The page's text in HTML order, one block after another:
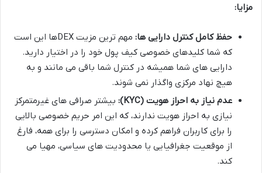
مزایا:
حفظ کامل کنترل دارایی ها:
مهم ترین مزیت DEXها این است
که شما کلیدهای خصوصی کیف پول خود را در اختیار دارید.
دارایی های شما همیشه در کنترل شما باقی می مانند و به
هیچ نهاد مرکزی واگذار نمی شوند.
عدم نیاز به احراز هویت (KYC):
بیشتر صرافی های غیرمتمرکز
نیازی به احراز هویت ندارند، که این امر حریم خصوصی بالایی
را برای کاربران فراهم کرده و امکان دسترسی را برای همه، فارغ
از موقعیت جغرافیایی یا محدودیت های سیاسی، مهیا می
کند.